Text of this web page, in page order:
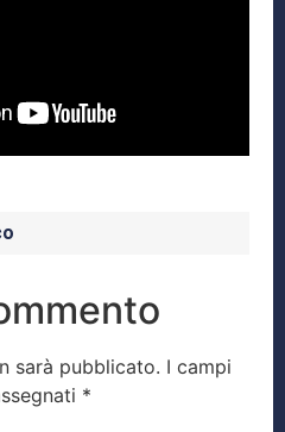
sarà pubblicato. I campi
*